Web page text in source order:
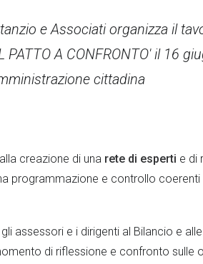
e Associati organizza il
PATTO A CONFRONTO' il 16
cittadina
creazione di una rete di esperti e di
programmazione e controllo
assessori e i dirigenti al Bilancio e
di riflessione e confronto sulle